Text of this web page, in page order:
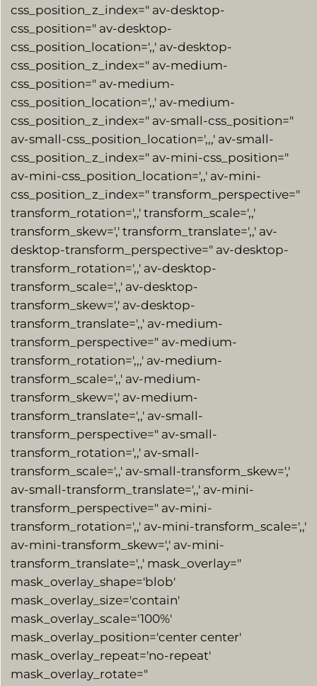
css_position_z_index=" av-desktop-
css_position=" av-desktop-
css_position_location=',,' av-desktop-
css_position_z_index=" av-medium-
css_position=" av-medium-
css_position_location=',,' av-medium-
css_position_z_index=" av-small-css_position="
av-small-css_position_location=',,,' av-small-
css_position_z_index=" av-mini-css_position="
av-mini-css_position_location=',,' av-mini-
css_position_z_index=" transform_perspective="
transform_rotation=',,' transform_scale=',,'
transform_skew=',' transform_translate=',,' av-
desktop-transform_perspective=" av-desktop-
transform_rotation=',,' av-desktop-
transform_scale=',,' av-desktop-
transform_skew=',' av-desktop-
transform_translate=',,' av-medium-
transform_perspective=" av-medium-
transform_rotation=',,,' av-medium-
transform_scale=',,' av-medium-
transform_skew=',' av-medium-
transform_translate=',,' av-small-
transform_perspective=" av-small-
transform_rotation=',,' av-small-
transform_scale=',,' av-small-transform_skew=','
av-small-transform_translate=',,' av-mini-
transform_perspective=" av-mini-
transform_rotation=',,' av-mini-transform_scale=',,'
av-mini-transform_skew=',' av-mini-
transform_translate=',,' mask_overlay="
mask_overlay_shape='blob'
mask_overlay_size='contain'
mask_overlay_scale='100%'
mask_overlay_position='center center'
mask_overlay_repeat='no-repeat'
mask_overlay_rotate="